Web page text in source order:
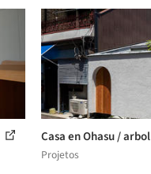
Casa en Ohasu / arbol
Projetos